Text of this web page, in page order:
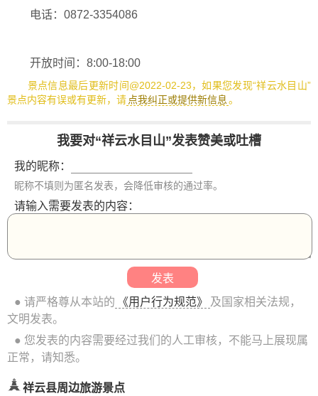
电话：0872-3354086
开放时间：8:00-18:00
景点信息最后更新时间@2022-02-23，如果您发现“祥云水目山”
景点内容有误或有更新，请 点我纠正或提供新信息。
我要对“祥云水目山”发表赞美或吐槽
我的昵称：
昵称不填则为匿名发表，会降低审核的通过率。
请输入需要发表的内容：
● 请严格尊从本站的 《用户行为规范》
及国家相关法规，
文明发表。
● 您发表的内容需要经过我们的人工审核，不能马上展现属
正常，请知悉。
祥云县周边旅游景点